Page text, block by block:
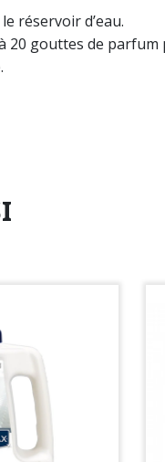
réservoir d’eau.
20 gouttes de